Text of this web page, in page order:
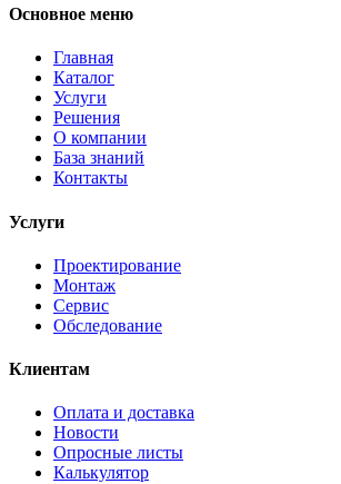
Основное меню
Главная
Каталог
Услуги
Решения
О компании
База знаний
Контакты
Услуги
Проектирование
Монтаж
Сервис
Обследование
Клиентам
Оплата и доставка
Новости
Опросные листы
Калькулятор